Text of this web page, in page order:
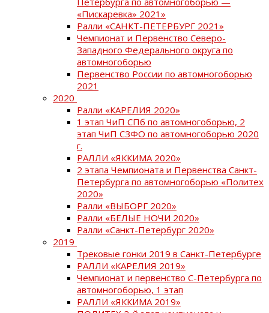
«Пискаревка» 2021»
Ралли «САНКТ-ПЕТЕРБУРГ 2021»
Чемпионат и Первенство Северо-
Западного Федерального округа по
автомногоборью
Первенство России по автомногоборью
2021
2020
Ралли «КАРЕЛИЯ 2020»
1 этап ЧиП СПб по автомногоборью, 2
этап ЧиП СЗФО по автомногоборью 2020
г.
РАЛЛИ «ЯККИМА 2020»
2 этапа Чемпионата и Первенства Санкт-
Петербурга по автомногоборью «Политех
2020»
Ралли «ВЫБОРГ 2020»
Ралли «БЕЛЫЕ НОЧИ 2020»
Ралли «Санкт-Петербург 2020»
2019
Трековые гонки 2019 в Санкт-Петербурге
РАЛЛИ «КАРЕЛИЯ 2019»
Чемпионат и первенство С-Петербурга по
автомногоборью, 1 этап
РАЛЛИ «ЯККИМА 2019»